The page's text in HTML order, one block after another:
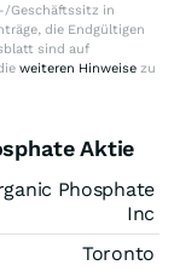
Geschäftssitz in
die Endgültigen
sind auf
weiteren Hinweise zu
Aktie
Phosphate
Inc
Toronto